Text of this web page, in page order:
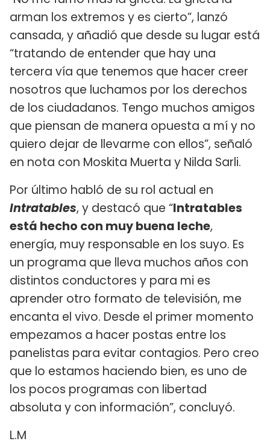
arman los extremos y es cierto”, lanzó
cansada, y añadió que desde su lugar está
“tratando de entender que hay una
tercera vía que tenemos que hacer creer
nosotros que luchamos por los derechos
de los ciudadanos. Tengo muchos amigos
que piensan de manera opuesta a mí y no
quiero dejar de llevarme con ellos”, señaló
en nota con Moskita Muerta y Nilda Sarli.
Por último habló de su rol actual en
Intratables, y destacó que “Intratables
está hecho con muy buena leche,
energía, muy responsable en los suyo. Es
un programa que lleva muchos años con
distintos conductores y para mi es
aprender otro formato de televisión, me
encanta el vivo. Desde el primer momento
empezamos a hacer postas entre los
panelistas para evitar contagios. Pero creo
que lo estamos haciendo bien, es uno de
los pocos programas con libertad
absoluta y con información”, concluyó.
L.M